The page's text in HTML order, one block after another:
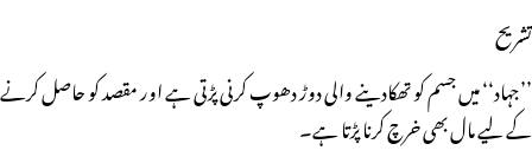
تشریح
’’جہاد‘‘ میں جسم کو تھکادینے والی دوڑ دھوپ کرنی پڑتی ہے اور مقصد کو حاصل کرنے
کے لیے مال بھی خرچ کرنا پڑتا ہے۔